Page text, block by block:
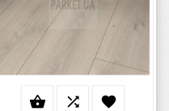
  